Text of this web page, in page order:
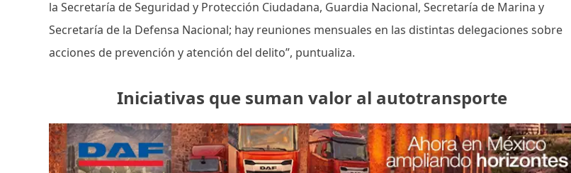
la Secretaría de Seguridad y Protección Ciudadana, Guardia Nacional, Secretaría de Marina y
Secretaría de la Defensa Nacional; hay reuniones mensuales en las distintas delegaciones sobre
acciones de prevención y atención del delito”, puntualiza.
Iniciativas que suman valor al autotransporte